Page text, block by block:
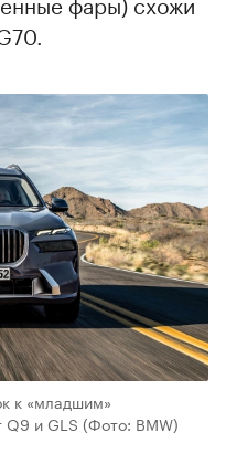
к «младшим»
Q9 и GLS (Фото: BMW)